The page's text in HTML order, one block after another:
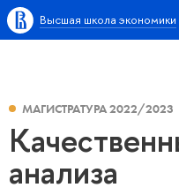
Высшая школа экономики
МАГИСТРАТУРА 2022/2023
анализа